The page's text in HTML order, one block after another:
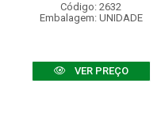
Código: 2632
Embalagem: UNIDADE
VER PREÇO